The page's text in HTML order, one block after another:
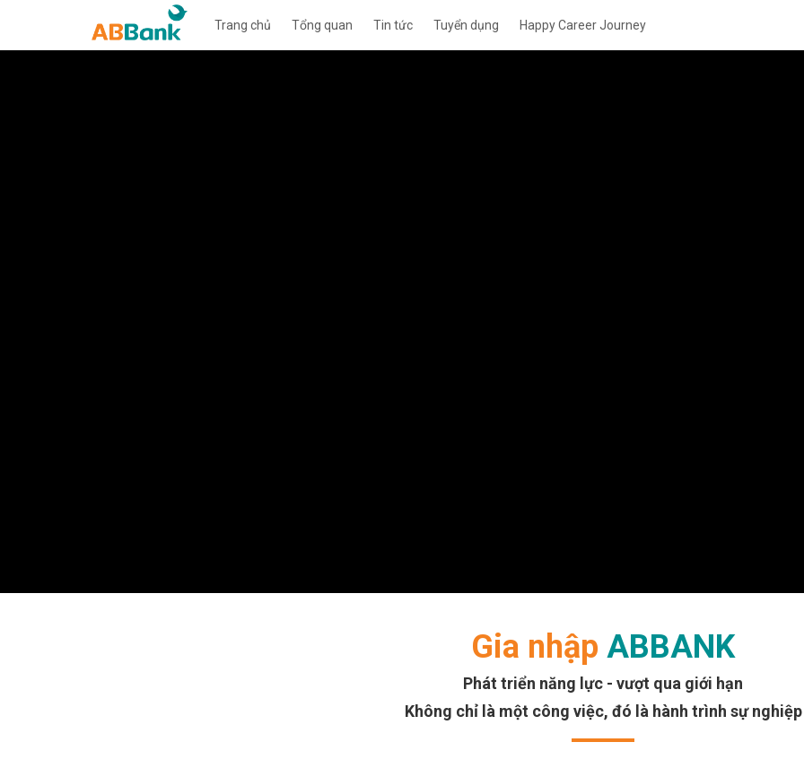
Trang chủ Tổng quan Tin tức Tuyển dụng Happy Career Journey
Gia nhập ABBANK
Phát triển năng lực - vượt qua giới hạn
Không chỉ là một công việc, đó là hành trình sự nghiệp